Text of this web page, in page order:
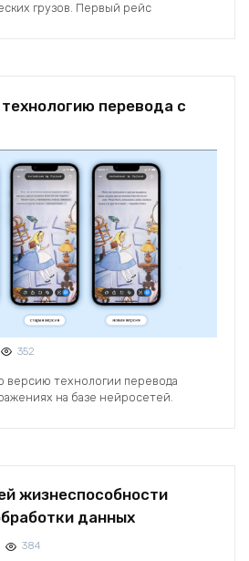
грузов. Первый рейс
перевода с
352
версию технологии перевода
на базе нейросетей.
жизнеспособности
данных
384